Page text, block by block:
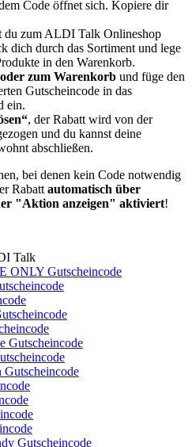
Code öffnet sich. Kopiere dir
du zum ALDI Talk Onlineshop
dich durch das Sortiment und lege
in den Warenkorb.
zum Warenkorb und füge den
Gutscheincode in das
ein.
, der Rabatt wird von der
und du kannst deine
abschließen.
bei denen kein Code notwendig
Rabatt automatisch über
"Aktion anzeigen" aktiviert!
Talk